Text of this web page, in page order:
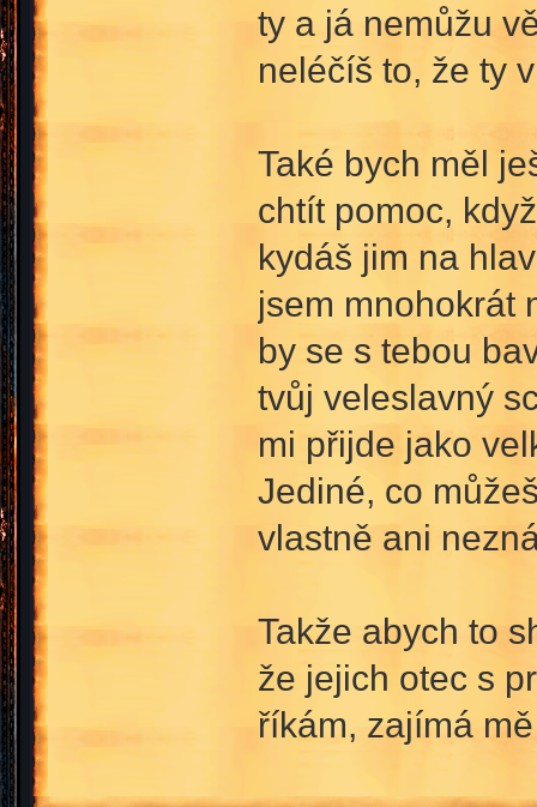
ty a já nemůžu
neléčíš to, že ty
Také bych měl
chtít pomoc,
kydáš jim na
jsem mnohokrát
by se s tebou
tvůj veleslavný
mi přijde jako
Jediné, co
vlastně ani
Takže abych to
že jejich otec s
říkám, zajímá